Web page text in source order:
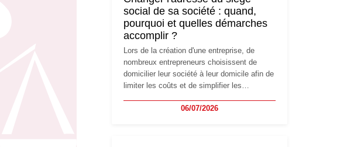
social de sa société : quand,
pourquoi et quelles démarches
accomplir ?
Lors de la création d'une entreprise, de
nombreux entrepreneurs choisissent de
domicilier leur société à leur domicile afin de
limiter les coûts et de simplifier les
l'activité, cette solution peut rapidement
06/07/2026